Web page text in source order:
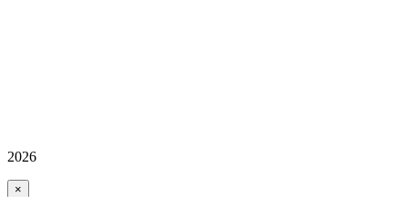
2026
×